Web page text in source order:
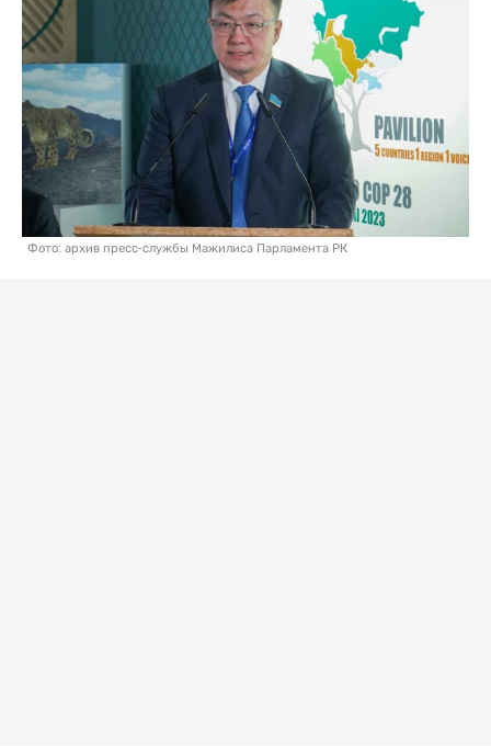
Фото: архив пресс-службы Мажилиса Парламента РК